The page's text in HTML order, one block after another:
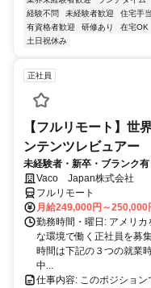
経験不問
未経験者歓迎 住宅手
有資格者歓迎
研修あり 在宅OK
土日祝休み
正社員
【フルリモート】世
ンテンツレビュアー
未経験者・新卒・ブランク
完全リモート
Vaco Japan株式会社
フルリモート
月給249,000円～250,000
勤務時間・曜日: アメリ
な環境で働く正社員を募
時間は下記の３つの就業
中...
仕事内容: このポジショ